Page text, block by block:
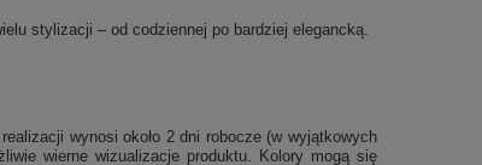
stylizacji – od codziennej po bardziej elegancką.
wynosi około 2 dni robocze (w wyjątkowych
wierne wizualizacje produktu. Kolory mogą się